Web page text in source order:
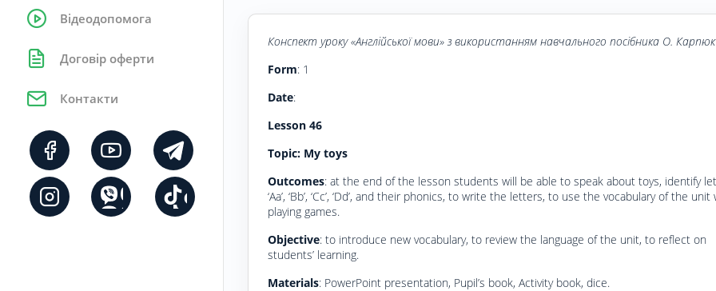
Відеодопомога
Договір оферти
Контакти
Конспект уроку «Англійської мови» з використанням навчального посібника О. Карпюк
Form: 1
Date:
Lesson 46
Topic: My toys
Outcomes: at the end of the lesson students will be able to speak about toys, identify
‘Aa’, ‘Bb’, ‘Cc’, ‘Dd’, and their phonics, to write the letters, to use the vocabulary of the unit
playing games.
Objective: to introduce new vocabulary, to review the language of the unit, to reflect on
students’ learning.
Materials: PowerPoint presentation, Pupil’s book, Activity book, dice.